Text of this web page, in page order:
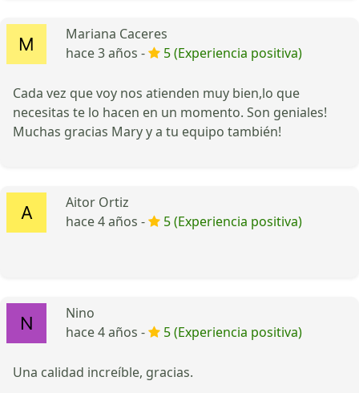
Mariana Caceres
hace 3 años -
5 (Experiencia positiva)
Cada vez que voy nos atienden muy bien,lo que
necesitas te lo hacen en un momento. Son geniales!
Muchas gracias Mary y a tu equipo también!
Aitor Ortiz
hace 4 años -
5 (Experiencia positiva)
Nino
hace 4 años -
5 (Experiencia positiva)
Una calidad increíble, gracias.